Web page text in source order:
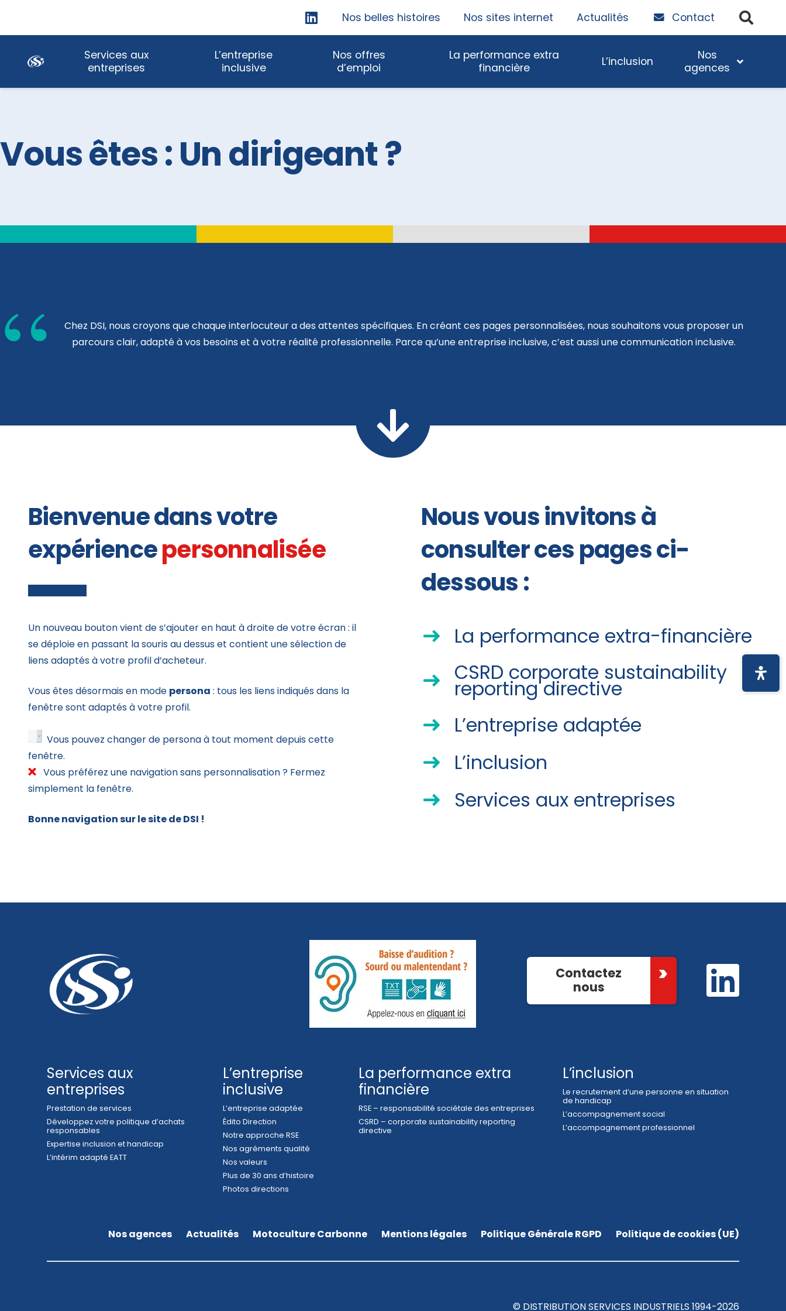
Navigation
Nos belles histoires Nos sites internet Actualités Contact
NavigationServices aux
entreprises
L’entreprise
inclusive
Nos offres
d’emploi
La performance extra
financière
L’inclusion
Nos
agences
Vous êtes : Un dirigeant ?
Chez DSI, nous croyons que chaque interlocuteur a des attentes spécifiques. En créant ces pages personnalisées, nous souhaitons vous proposer un
parcours clair, adapté à vos besoins et à votre réalité professionnelle. Parce qu’une entreprise inclusive, c’est aussi une communication inclusive.
Bienvenue dans votre
expériencepersonnalisée
Un nouveau bouton vient de s’ajouter en haut à droite de votre écran : il
se déploie en passant la souris au dessus et contient une sélection de
liens adaptés à votre profil d’acheteur.
Vous êtes désormais en mode persona : tous les liens indiqués dans la
fenêtre sont adaptés à votre profil.
Vous pouvez changer de persona à tout moment depuis cette
fenêtre.
Vous préférez une navigation sans personnalisation ? Fermez
simplement la fenêtre.
Bonne navigation sur le site de DSI !
Nous vous invitons à
consulter ces pages ci-
dessous :
La performance extra-financière
CSRD corporate sustainability
reporting directive
L’entreprise adaptée
L’inclusion
Services aux entreprises
Contactez
nous
Services aux
entreprises
Prestation de services
Développez votre politique d’achats
responsables
Expertise inclusion et handicap
L’intérim adapté EATT
L’entreprise
inclusive
L’entreprise adaptée
Édito Direction
Notre approche RSE
Nos agréments qualité
Nos valeurs
Plus de 30 ans d’histoire
Photos directions
La performance extra
financière
RSE – responsabilité sociétale des entreprises
CSRD – corporate sustainability reporting
directive
L’inclusion
Le recrutement d’une personne en situation
de handicap
L’accompagnement social
L’accompagnement professionnel
Nos agences Actualités Motoculture Carbonne Mentions légales Politique Générale RGPD Politique de cookies (UE)
© DISTRIBUTION SERVICES INDUSTRIELS 1994-2026